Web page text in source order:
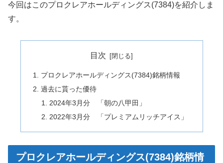
今回はこのプロクレアホールディングス(7384)を紹介しま
す。
目次
プロクレアホールディングス(7384)銘柄情報
過去に貰った優待
2024年3月分 「朝の八甲田」
2022年3月分 「プレミアムリッチアイス」
プロクレアホールディングス(7384)銘柄情